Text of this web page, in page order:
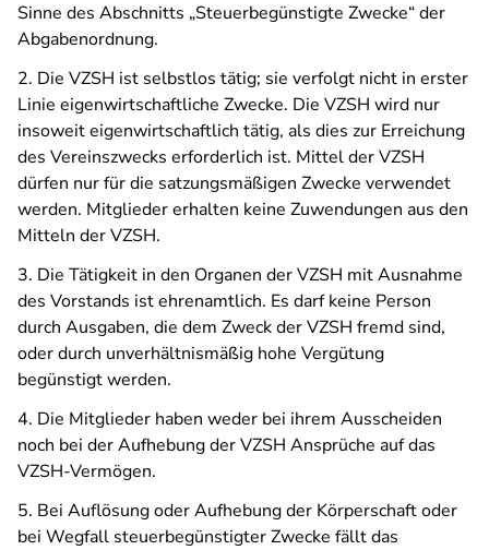
Sinne des Abschnitts „Steuerbegünstigte Zwecke“ der
Abgabenordnung.
2. Die VZSH ist selbstlos tätig; sie verfolgt nicht in erster
Linie eigenwirtschaftliche Zwecke. Die VZSH wird nur
insoweit eigenwirtschaftlich tätig, als dies zur Erreichung
des Vereinszwecks erforderlich ist. Mittel der VZSH
dürfen nur für die satzungsmäßigen Zwecke verwendet
werden. Mitglieder erhalten keine Zuwendungen aus den
Mitteln der VZSH.
3. Die Tätigkeit in den Organen der VZSH mit Ausnahme
des Vorstands ist ehrenamtlich. Es darf keine Person
durch Ausgaben, die dem Zweck der VZSH fremd sind,
oder durch unverhältnismäßig hohe Vergütung
begünstigt werden.
4. Die Mitglieder haben weder bei ihrem Ausscheiden
noch bei der Aufhebung der VZSH Ansprüche auf das
VZSH-Vermögen.
5. Bei Auflösung oder Aufhebung der Körperschaft oder
bei Wegfall steuerbegünstigter Zwecke fällt das